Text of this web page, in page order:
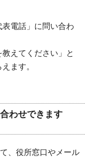
表電話」に問い合わ
えてください」と
ます。
わせできます
、役所窓口やメール